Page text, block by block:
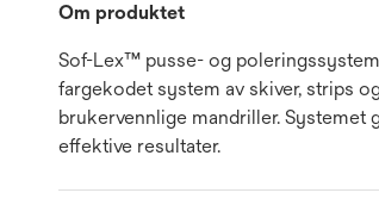
Om produktet
Sof-Lex™ pusse- og
fargekodet system av skiver, strips
brukervennlige mandriller. Systemet
effektive resultater.